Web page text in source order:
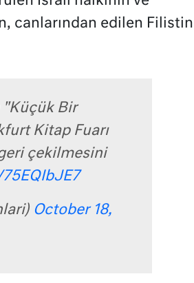
canlarından edilen Filistin
"Küçük Bir
Kitap Fuarı
çekilmesini
October 18,